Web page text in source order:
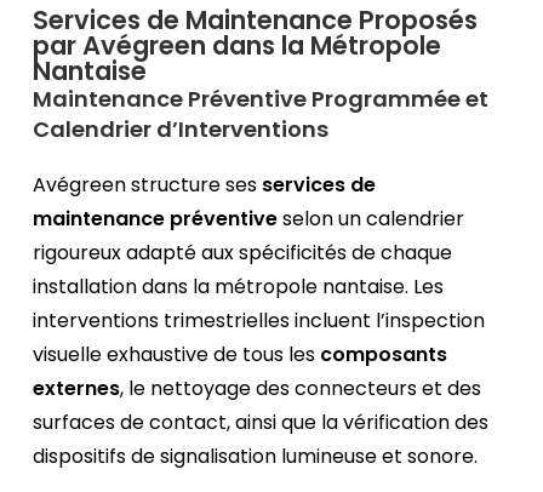
Services de Maintenance Proposés
par Avégreen dans la Métropole
Nantaise
Maintenance Préventive Programmée et
Calendrier d’Interventions
Avégreen structure ses services de
maintenance préventiveselon un calendrier
rigoureux adapté aux spécificités de chaque
installation dans la métropole nantaise. Les
interventions trimestrielles incluent l’inspection
visuelle exhaustive de tous les composants
externes, le nettoyage des connecteurs et des
surfaces de contact, ainsi que la vérification des
dispositifs de signalisation lumineuse et sonore.